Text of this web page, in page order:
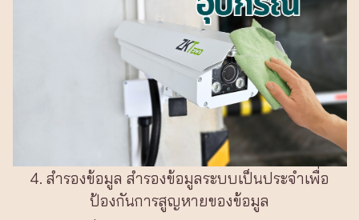
4. สำรองข้อมูล สำรองข้อมูลระบบเป็นประจำเพื่อ
ป้องกันการสูญหายของข้อมูล